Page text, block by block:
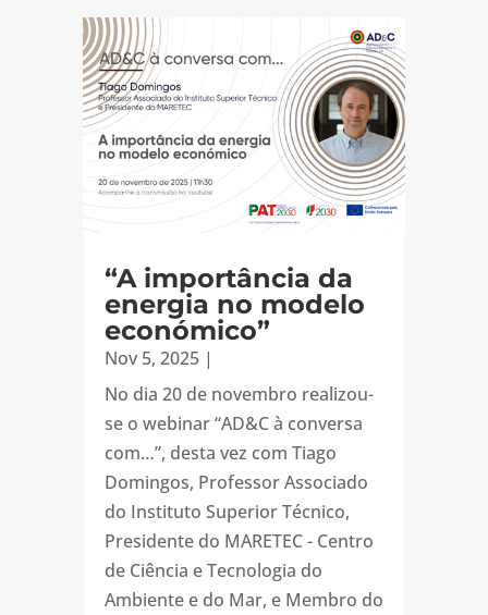
“A importância da
energia no modelo
económico”
Nov 5, 2025|
No dia 20 de novembro realizou-
se o webinar “AD&C à conversa
com…”, desta vez com Tiago
Domingos, Professor Associado
do Instituto Superior Técnico,
Presidente do MARETEC - Centro
de Ciência e Tecnologia do
Ambiente e do Mar, e Membro do